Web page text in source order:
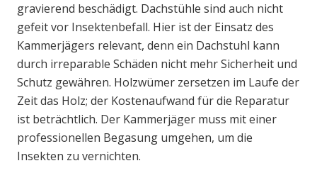
gravierend beschädigt. Dachstühle sind auch nicht
gefeit vor Insektenbefall. Hier ist der Einsatz des
Kammerjägers relevant, denn ein Dachstuhl kann
durch irreparable Schäden nicht mehr Sicherheit und
Schutz gewähren. Holzwümer zersetzen im Laufe der
Zeit das Holz; der Kostenaufwand für die Reparatur
ist beträchtlich. Der Kammerjäger muss mit einer
professionellen Begasung umgehen, um die
Insekten zu vernichten.